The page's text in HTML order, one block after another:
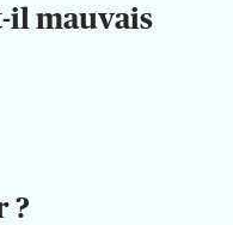
il mauvais
?